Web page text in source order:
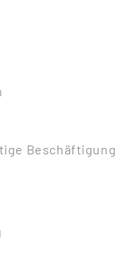
Beschäftigung